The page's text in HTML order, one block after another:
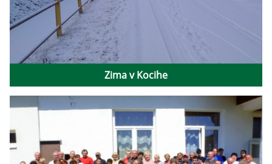
Zima v Kocihe